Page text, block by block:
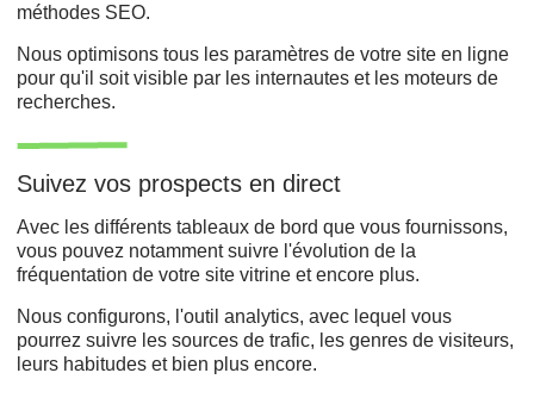
méthodes SEO.
Nous optimisons tous les paramètres de votre site en ligne
pour qu'il soit visible par les internautes et les moteurs de
recherches.
Suivez vos prospects en direct
Avec les différents tableaux de bord que vous fournissons,
vous pouvez notamment suivre l'évolution de la
fréquentation de votre site vitrine et encore plus.
Nous configurons, l'outil analytics, avec lequel vous
pourrez suivre les sources de trafic, les genres de visiteurs,
leurs habitudes et bien plus encore.